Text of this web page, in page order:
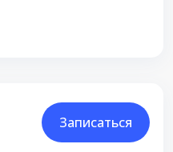
Записаться